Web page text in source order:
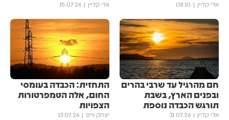
אלי קליין 08:10 אלי קליין 15.07.26
חם מהרגיל עד שרבי בהרים
ובפנים הארץ, בשבת
תורגש הכבדה נוספת
אלי קליין 31.07.26
התחזית: הכבדה בעומסי
החום, אלה הטמפרטורות
הצפויות
יצחק וייס 13.07.26